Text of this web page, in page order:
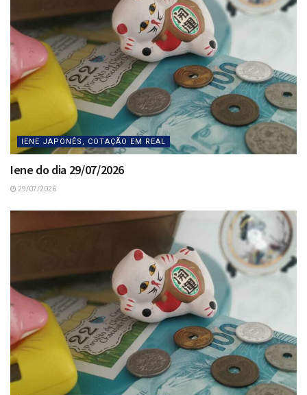
IENE JAPONÊS, COTAÇÃO EM REAL
Iene do dia 29/07/2026
29/07/2026